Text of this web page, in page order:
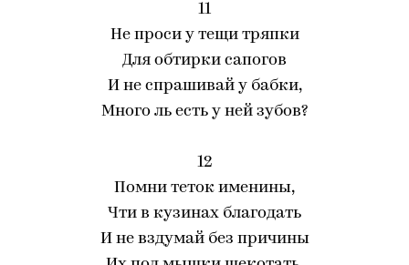
11
Не проси у тещи тряпки
Для обтирки сапогов
И не спрашивай у бабки,
Много ль есть у ней зубов?
12
Помни теток именины,
Чти в кузинах благодать
И не вздумай без причины